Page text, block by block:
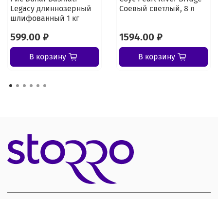
Legacy длиннозерный
шлифованный 1 кг
599.00 ₽
В корзину
Соевый светлый, 8 л
1594.00 ₽
В корзину